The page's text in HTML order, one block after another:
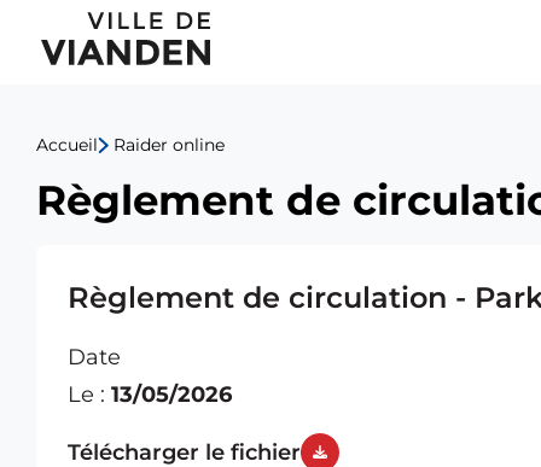
Règlement
de
circulation
Parking
Neipiertchen
01.06-
02.06.26
Menu
navigation
principal
Accueil Raider online
Règlement de
Règlement de circulation -
Date
Le : 13/05/2026
Télécharger le fichier